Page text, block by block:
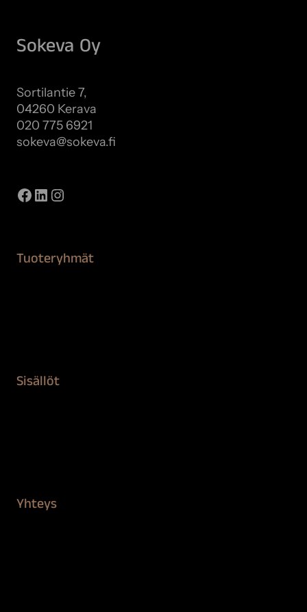
Sokeva Oy
Sortilantie 7,
04260 Kerava
020 775 6921
sokeva@sokeva.fi
Facebook
LinkedIn
Instagram
Tuoteryhmät
Sisällöt
Yhteys